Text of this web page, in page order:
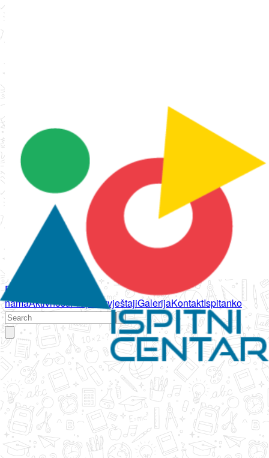
Početna
namaAktivnostiPropisi IzvještajiGalerijaKontaktIspitanko